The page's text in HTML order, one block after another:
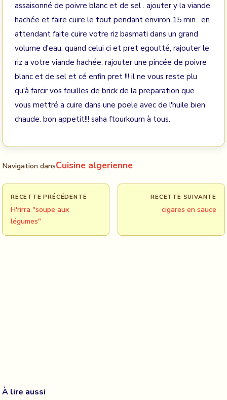
assaisonné de poivre blanc et de sel . ajouter y la viande
hachée et faire cuire le tout pendant environ 15 min. en
attendant faite cuire votre riz basmati dans un grand
volume d'eau, quand celui ci et pret egoutté, rajouter le
riz a votre viande hachée, rajouter une pincée de poivre
blanc et de sel et cé enfin pret !!! il ne vous reste plu
qu'à farcir vos feuilles de brick de la preparation que
vous mettré a cuire dans une poele avec de l'huile bien
chaude. bon appetit!!! saha ftourkoum à tous.
Navigation dansCuisine algerienne
RECETTE PRÉCÉDENTE
H'rirra "soupe aux
légumes"
RECETTE SUIVANTE
cigares en sauce
À lire aussi